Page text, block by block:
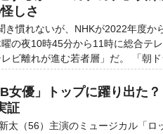
しさ
慣れないが、NHKが2022年度か
の夜10時45分から11時に総合テレ
ビ離れが進む若者層」だ。 「朝ド
女優」トップに躍り出た
証
（56）主演のミュージカル「ロ